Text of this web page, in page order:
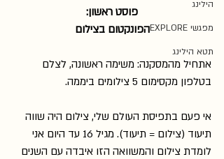
הילינג
מפגשי EXPLORE
תטא הילינג
פוסט ראשון:
הפונקטום בצילום
אתחיל מהמסקנה: משימה ראשונה, לצלם
בטלפון מקסימום 5 צילומים ביממה.
אי פעם בתפיסת העולם שלי, צילום היה שווה
תיעוד (צילום = תיעוד). מגיל 16 עד היום אני
לומדת צילום והמשוואה הזו איבדה עם השנים